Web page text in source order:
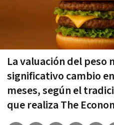
La valuación del peso
significativo cambio
meses, según el
que realiza The